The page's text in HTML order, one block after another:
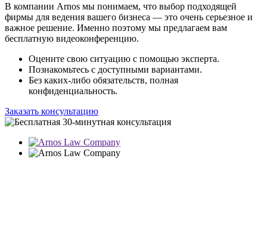
В компании Arnos мы понимаем, что выбор подходящей
фирмы для ведения вашего бизнеса — это очень серьезное и
важное решение. Именно поэтому мы предлагаем вам
бесплатную видеоконференцию.
Оцените свою ситуацию с помощью эксперта.
Познакомьтесь с доступными вариантами.
Без каких-либо обязательств, полная
конфиденциальность.
Заказать консультацию